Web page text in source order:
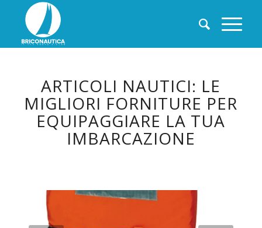
ARTICOLI NAUTICI: LE
MIGLIORI FORNITURE PER
EQUIPAGGIARE LA TUA
IMBARCAZIONE